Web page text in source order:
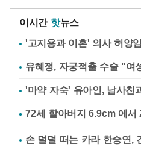
이시간 핫뉴스
'고지용과 이혼' 의사 허양
유혜정, 자궁적출 수술 "
'마약 자숙' 유아인, 남사친
손 덜덜 떠는 카라 한승연,